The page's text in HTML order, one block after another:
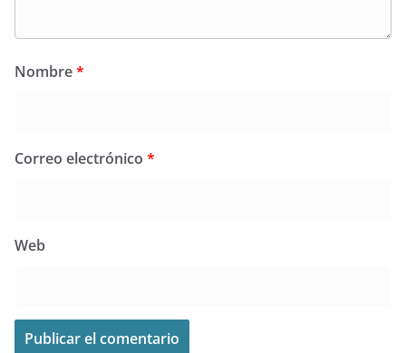
Nombre*
Correo electrónico *
Web